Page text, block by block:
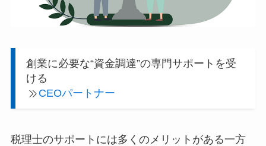
創業に必要な“資金調達”の専門サポートを受
ける
CEOパートナー
税理士のサポートには多くのメリットがある一方